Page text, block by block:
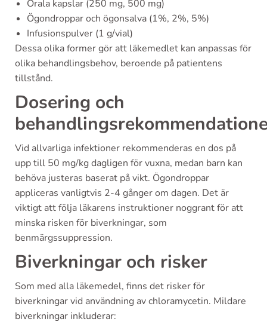
Orala kapslar (250 mg, 500 mg)
Ögondroppar och ögonsalva (1%, 2%, 5%)
Infusionspulver (1 g/vial)
Dessa olika former gör att läkemedlet kan anpassas för
olika behandlingsbehov, beroende på patientens
tillstånd.
Dosering och
Vid allvarliga infektioner rekommenderas en dos på
upp till 50 mg/kg dagligen för vuxna, medan barn kan
behöva justeras baserat på vikt. Ögondroppar
appliceras vanligtvis 2-4 gånger om dagen. Det är
viktigt att följa läkarens instruktioner noggrant för att
minska risken för biverkningar, som
benmärgssuppression.
Biverkningar och risker
Som med alla läkemedel, finns det risker för
biverkningar vid användning av chloramycetin. Mildare
biverkningar inkluderar: